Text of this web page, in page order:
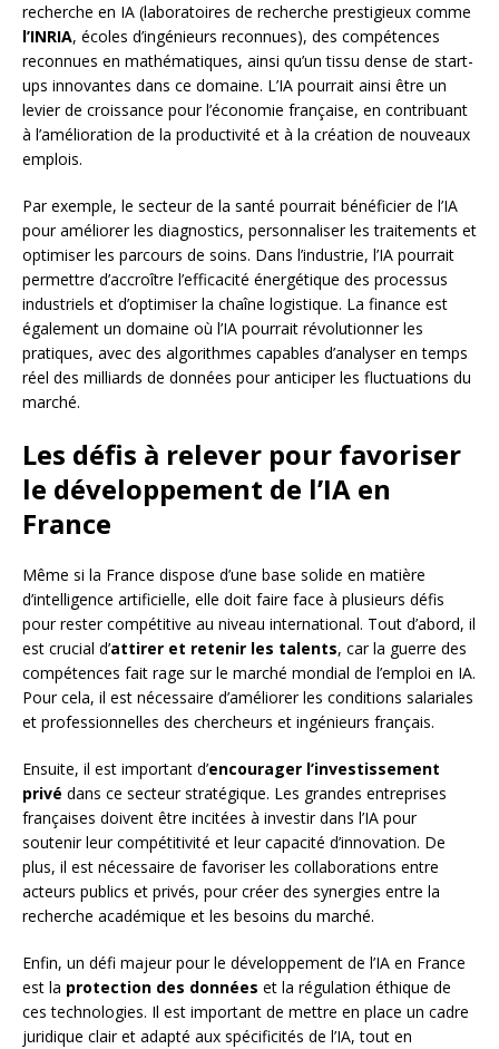
recherche en IA (laboratoires de recherche prestigieux comme
l’INRIA, écoles d’ingénieurs reconnues), des compétences
reconnues en mathématiques, ainsi qu’un tissu dense de start-
ups innovantes dans ce domaine. L’IA pourrait ainsi être un
levier de croissance pour l’économie française, en contribuant
à l’amélioration de la productivité et à la création de nouveaux
emplois.
Par exemple, le secteur de la santé pourrait bénéficier de l’IA
pour améliorer les diagnostics, personnaliser les traitements et
optimiser les parcours de soins. Dans l’industrie, l’IA pourrait
permettre d’accroître l’efficacité énergétique des processus
industriels et d’optimiser la chaîne logistique. La finance est
également un domaine où l’IA pourrait révolutionner les
pratiques, avec des algorithmes capables d’analyser en temps
réel des milliards de données pour anticiper les fluctuations du
marché.
Les défis à relever pour favoriser
le développement de l’IA en
France
Même si la France dispose d’une base solide en matière
d’intelligence artificielle, elle doit faire face à plusieurs défis
pour rester compétitive au niveau international. Tout d’abord, il
est crucial d’attirer et retenir les talents, car la guerre des
compétences fait rage sur le marché mondial de l’emploi en IA.
Pour cela, il est nécessaire d’améliorer les conditions salariales
et professionnelles des chercheurs et ingénieurs français.
Ensuite, il est important d’encourager l’investissement
privé dans ce secteur stratégique. Les grandes entreprises
françaises doivent être incitées à investir dans l’IA pour
soutenir leur compétitivité et leur capacité d’innovation. De
plus, il est nécessaire de favoriser les collaborations entre
acteurs publics et privés, pour créer des synergies entre la
recherche académique et les besoins du marché.
Enfin, un défi majeur pour le développement de l’IA en France
est la protection des données et la régulation éthique de
ces technologies. Il est important de mettre en place un cadre
juridique clair et adapté aux spécificités de l’IA, tout en